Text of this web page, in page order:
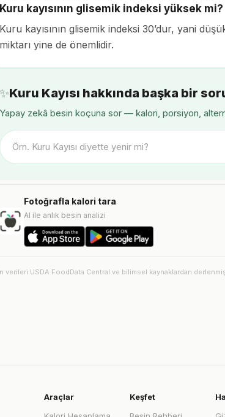
Kuru kayısının glisemik indeksi yüksek mi?
Kuru kayısının glisemik indeksi 30’dur, yani
miktarı yine de önemlidir.
✨Kuru Kayısı hakkında başka bir
Yapay zekâ besin koçuna sor — kalori, porsiyon,
Fotoğrafla kalori tara
AI ile anlık besin analizi
verileri USDA FoodData Central ve bilimsel kaynaklardan
Araçlar
Keşfet